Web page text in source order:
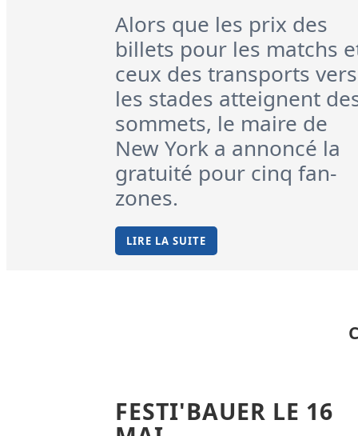
Alors que les prix des
billets pour les matchs
ceux des transports vers
les stades atteignent
sommets, le maire de
New York a annoncé la
gratuité pour cinq fan-
zones.
LIRE LA SUITE
FESTI'BAUER LE 16